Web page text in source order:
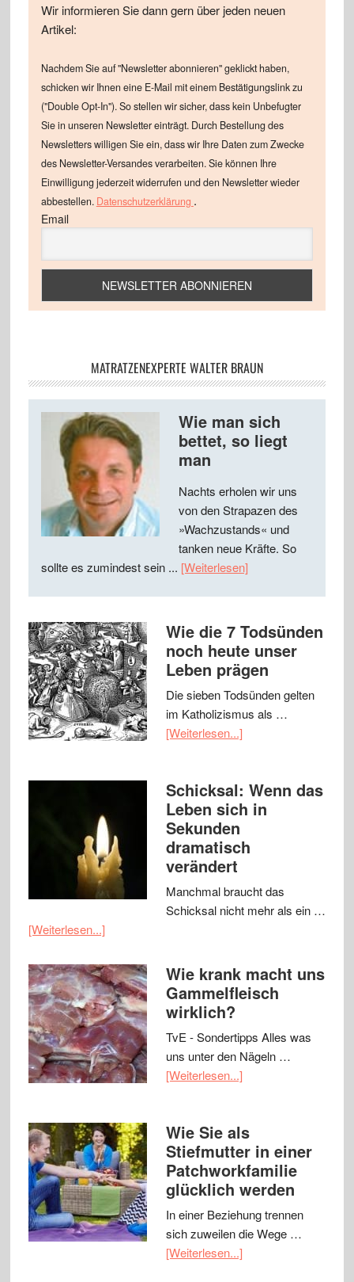
Wir informieren Sie dann gern über jeden neuen
Artikel:
Nachdem Sie auf "Newsletter abonnieren" geklickt haben,
schicken wir Ihnen eine E-Mail mit einem Bestätigungslink zu
("Double Opt-In"). So stellen wir sicher, dass kein Unbefugter
Sie in unseren Newsletter einträgt. Durch Bestellung des
Newsletters willigen Sie ein, dass wir Ihre Daten zum Zwecke
des Newsletter-Versandes verarbeiten. Sie können Ihre
Einwilligung jederzeit widerrufen und den Newsletter wieder
abbestellen. Datenschutzerklärung .
Email
MATRATZENEXPERTE WALTER BRAUN
Wie man sich
bettet, so liegt
man
Nachts erholen wir uns
von den Strapazen des
»Wachzustands« und
tanken neue Kräfte. So
sollte es zumindest sein ... [Weiterlesen]
Wie die 7 Todsünden
noch heute unser
Leben prägen
Die sieben Todsünden gelten
im Katholizismus als …
[Weiterlesen...]
Schicksal: Wenn das
Leben sich in
Sekunden
dramatisch
verändert
Manchmal braucht das
Schicksal nicht mehr als ein …
[Weiterlesen...]
Wie krank macht uns
Gammelfleisch
wirklich?
TvE - Sondertipps Alles was
uns unter den Nägeln …
[Weiterlesen...]
Wie Sie als
Stiefmutter in einer
Patchworkfamilie
glücklich werden
In einer Beziehung trennen
sich zuweilen die Wege …
[Weiterlesen...]